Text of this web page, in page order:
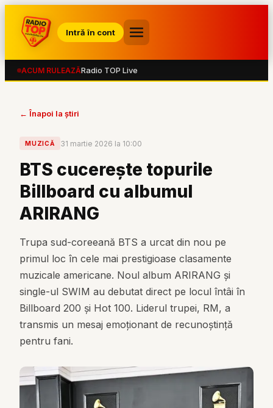
Intră în cont
ACUM RULEAZĂRadio TOP Live
← Înapoi la știri
MUZICĂ 31 martie 2026 la 10:00
BTS cucerește topurile
Billboard cu albumul
ARIRANG
Trupa sud-coreeană BTS a urcat din nou pe
primul loc în cele mai prestigioase clasamente
muzicale americane. Noul album ARIRANG și
single-ul SWIM au debutat direct pe locul întâi în
Billboard 200 și Hot 100. Liderul trupei, RM, a
transmis un mesaj emoționant de recunoștință
pentru fani.